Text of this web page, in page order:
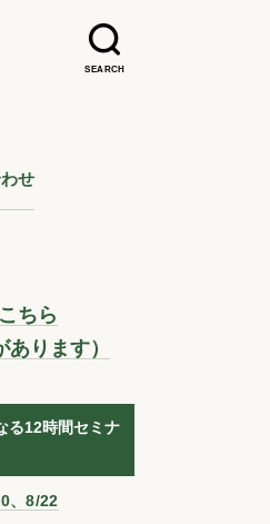
SEARCH
せ
ちら
あります）
る12時間セミナ
、8/22